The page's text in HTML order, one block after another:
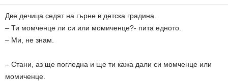
Две дечица седят на гърне в детска градина.
– Ти момченце ли си или момиченце?- пита едното.
– Ми, не знам.
– Стани, аз ще погледна и ще ти кажа дали си момченце или
момиченце.